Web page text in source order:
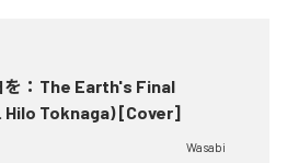
：The Earth's Final
Toknaga) [Cover]
Wasabi